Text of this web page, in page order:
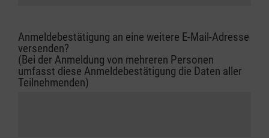
Anmeldebestätigung an eine weitere E-Mail-Adresse
versenden?
(Bei der Anmeldung von mehreren Personen
umfasst diese Anmeldebestätigung die Daten aller
Teilnehmenden)